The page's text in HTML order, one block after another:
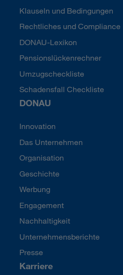
Klauseln und Bedingungen
Rechtliches und Compliance
DONAU-Lexikon
Pensionslückenrechner
Umzugscheckliste
Schadensfall Checkliste
DONAU
Innovation
Das Unternehmen
Organisation
Geschichte
Werbung
Engagement
Nachhaltigkeit
Unternehmensberichte
Presse
Karriere